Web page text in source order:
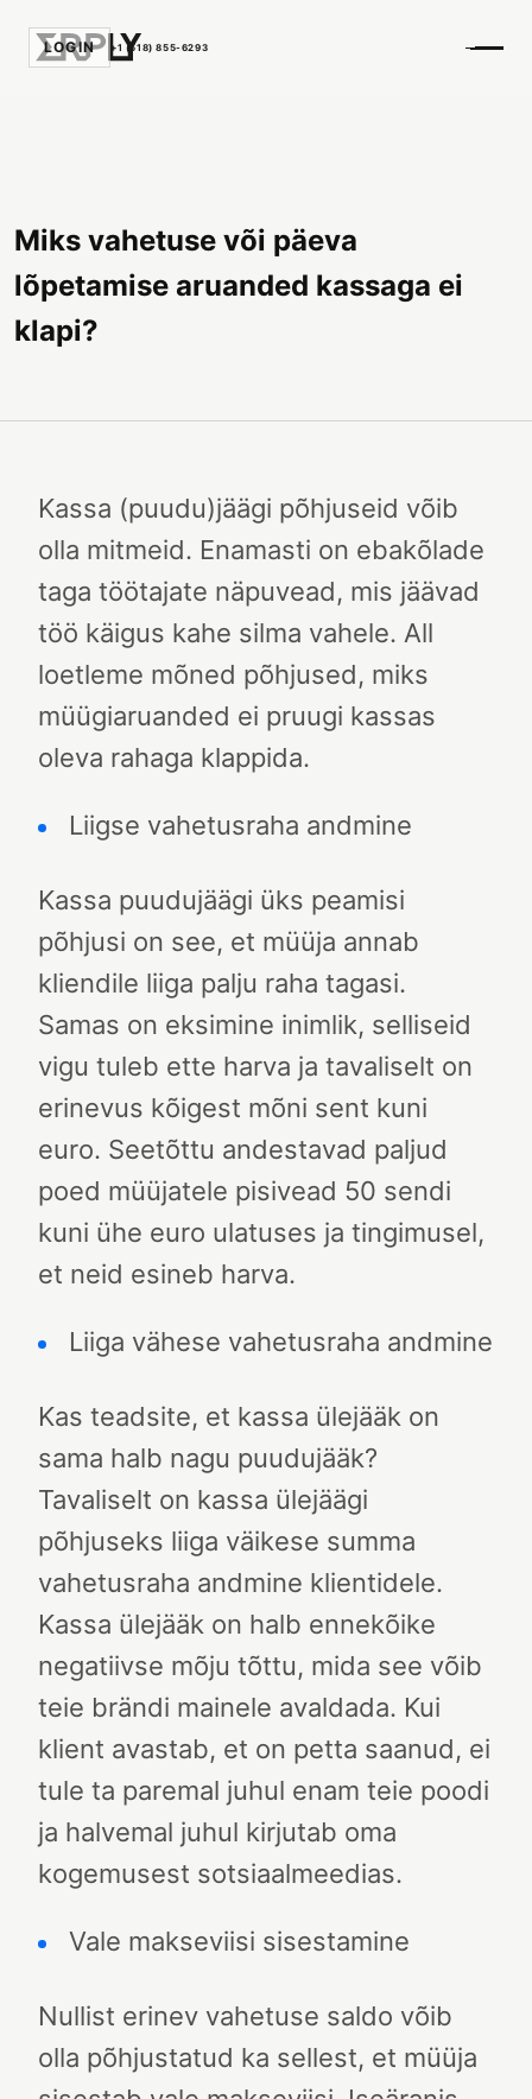
LOGIN +1 (518) 855-6293
Miks vahetuse või päeva
lõpetamise aruanded kassaga ei
klapi?
Kassa (puudu)jäägi põhjuseid võib
olla mitmeid. Enamasti on ebakõlade
taga töötajate näpuvead, mis jäävad
töö käigus kahe silma vahele. All
loetleme mõned põhjused, miks
müügiaruanded ei pruugi kassas
oleva rahaga klappida.
Liigse vahetusraha andmine
Kassa puudujäägi üks peamisi
põhjusi on see, et müüja annab
kliendile liiga palju raha tagasi.
Samas on eksimine inimlik, selliseid
vigu tuleb ette harva ja tavaliselt on
erinevus kõigest mõni sent kuni
euro. Seetõttu andestavad paljud
poed müüjatele pisivead 50 sendi
kuni ühe euro ulatuses ja tingimusel,
et neid esineb harva.
Liiga vähese vahetusraha andmine
Kas teadsite, et kassa ülejääk on
sama halb nagu puudujääk?
Tavaliselt on kassa ülejäägi
põhjuseks liiga väikese summa
vahetusraha andmine klientidele.
Kassa ülejääk on halb ennekõike
negatiivse mõju tõttu, mida see võib
teie brändi mainele avaldada. Kui
klient avastab, et on petta saanud, ei
tule ta paremal juhul enam teie poodi
ja halvemal juhul kirjutab oma
kogemusest sotsiaalmeedias.
Vale makseviisi sisestamine
Nullist erinev vahetuse saldo võib
olla põhjustatud ka sellest, et müüja